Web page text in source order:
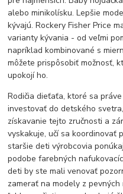
alebo minikolísku. Lepšie
kývajú. Rockery Fisher Price
varianty kývania - od veľmi
napríklad kombinované s
môžete prispôsobiť možnosť,
upokojí ho.
Rodičia dieťaťa, ktoré sa
investovať do detského
získavanie tejto zručnosti a
vyskakuje, učí sa koordinovať
staršie deti výrobcovia
podobe farebných
deti by ste mali venovať
zamerať na modely z